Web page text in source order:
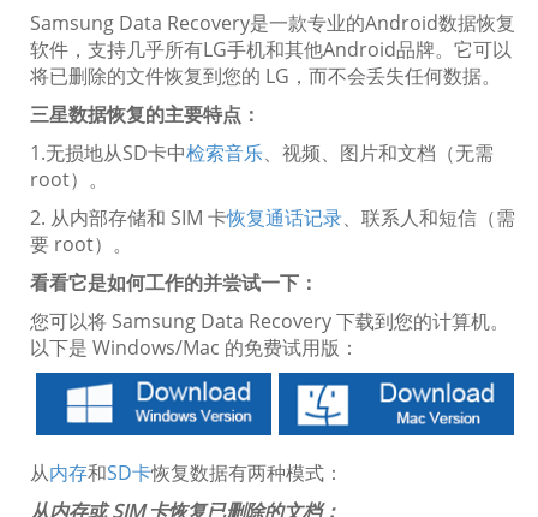
Samsung Data Recovery是一款专业的Android数据恢复
软件，支持几乎所有LG手机和其他Android品牌。它可以
将已删除的文件恢复到您的 LG，而不会丢失任何数据。
三星数据恢复的主要特点：
1.无损地从SD卡中检索音乐、视频、图片和文档（无需
root）。
2. 从内部存储和 SIM 卡恢复通话记录、联系人和短信（需
要 root）。
看看它是如何工作的并尝试一下：
您可以将 Samsung Data Recovery 下载到您的计算机。
以下是 Windows/Mac 的免费试用版：
从内存和SD卡恢复数据有两种模式：
从内存或 SIM 卡恢复已删除的文档：